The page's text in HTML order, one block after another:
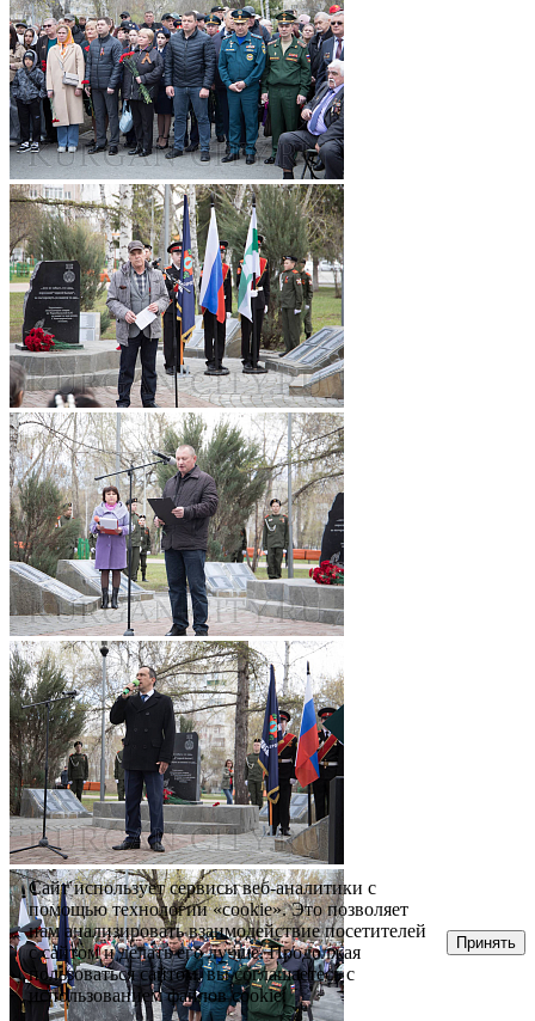
Сайт использует сервисы веб-аналитики с
помощью технологии «cookie». Это позволяет
нам анализировать взаимодействие посетителей
с сайтом и делать его лучше. Продолжая
пользоваться сайтом, вы соглашаетесь с
использованием файлов cookie.
Принять